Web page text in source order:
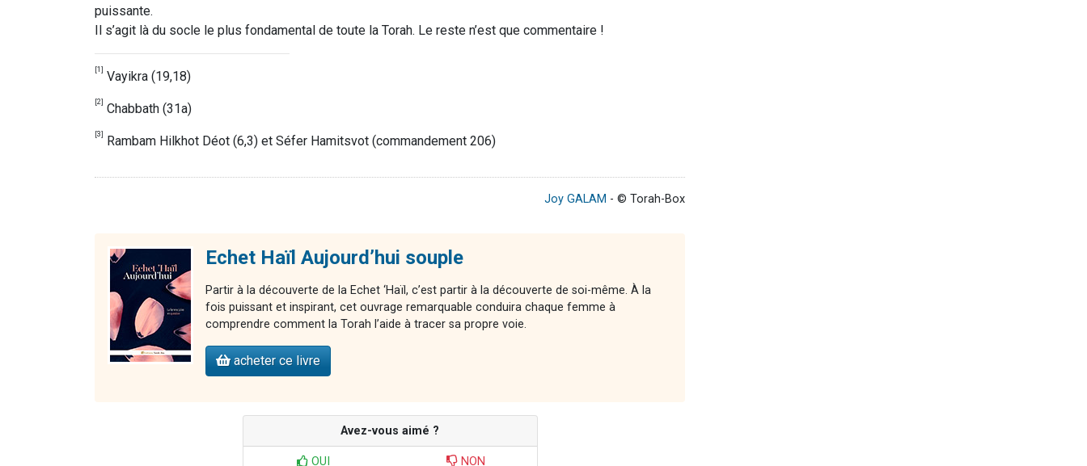
puissante.
Il s’agit là du socle le plus fondamental de toute la Torah. Le reste n’est que commentaire !
[1] Vayikra (19,18)
[2] Chabbath (31a)
[3] Rambam Hilkhot Déot (6,3) et Séfer Hamitsvot (commandement 206)
Joy GALAM - © Torah-Box
Echet Haïl Aujourd’hui souple
Partir à la découverte de la Echet ‘Haïl, c’est partir à la découverte de soi-même. À la
fois puissant et inspirant, cet ouvrage remarquable conduira chaque femme à
comprendre comment la Torah l’aide à tracer sa propre voie.
acheter ce livre
Avez-vous aimé ?
OUI NON